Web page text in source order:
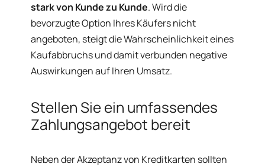
stark von Kunde zu Kunde. Wird die
bevorzugte Option Ihres Käufers nicht
angeboten, steigt die Wahrscheinlichkeit eines
Kaufabbruchs und damit verbunden negative
Auswirkungen auf Ihren Umsatz.
Stellen Sie ein umfassendes
Zahlungsangebot bereit
Neben der Akzeptanz von Kreditkarten sollten